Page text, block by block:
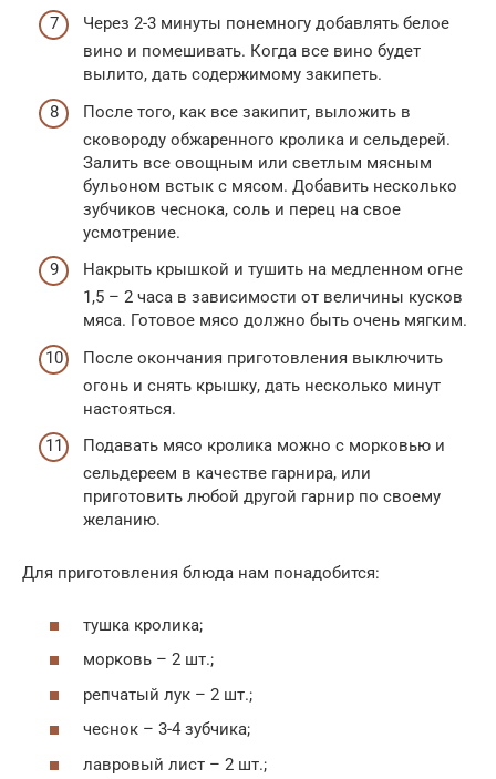
Через 2-3 минуты понемногу добавлять белое
вино и помешивать. Когда все вино будет
вылито, дать содержимому закипеть.
После того, как все закипит, выложить в
сковороду обжаренного кролика и сельдерей.
Залить все овощным или светлым мясным
бульоном встык с мясом. Добавить несколько
зубчиков чеснока, соль и перец на свое
усмотрение.
Накрыть крышкой и тушить на медленном огне
1,5 – 2 часа в зависимости от величины кусков
мяса. Готовое мясо должно быть очень мягким.
После окончания приготовления выключить
огонь и снять крышку, дать несколько минут
настояться.
Подавать мясо кролика можно с морковью и
сельдереем в качестве гарнира, или
приготовить любой другой гарнир по своему
желанию.
Для приготовления блюда нам понадобится:
тушка кролика;
морковь – 2 шт.;
репчатый лук – 2 шт.;
чеснок – 3-4 зубчика;
лавровый лист – 2 шт.;